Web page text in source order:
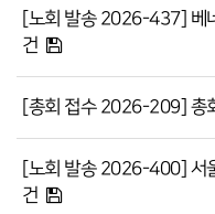
[노회 발송 2026-437] 베
건
[총회 접수 2026-209] 총
[노회 발송 2026-400] 서
건